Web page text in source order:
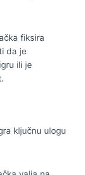
fiksira
da je
ili je
ključnu ulogu